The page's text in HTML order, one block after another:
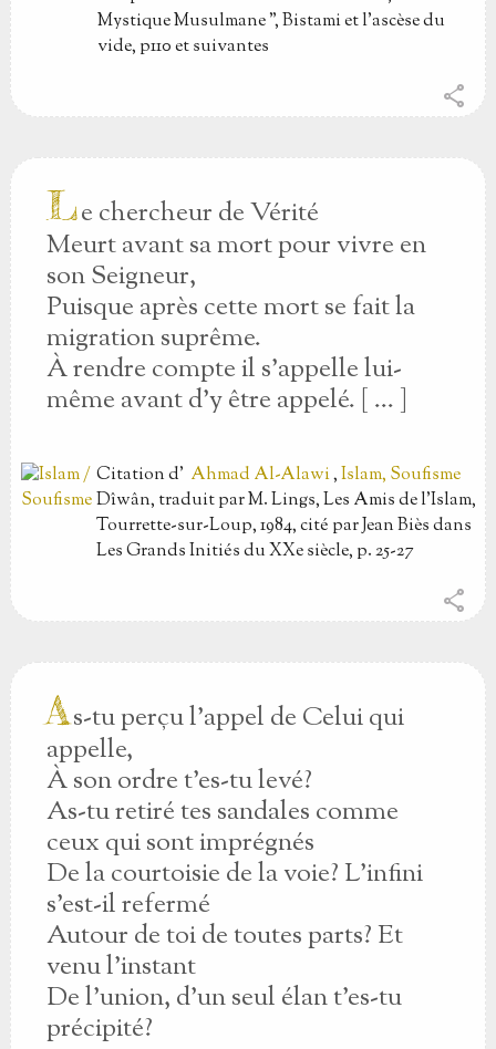
Mystique Musulmane ", Bistami et l'ascèse du
vide, p110 et suivantes
share
Le chercheur de Vérité
Meurt avant sa mort pour vivre en
son Seigneur,
Puisque après cette mort se fait la
migration suprême.
À rendre compte il s'appelle lui-
même avant d'y être appelé. [ ... ]
Citationd' Ahmad Al-Alawi,Islam, Soufisme
Dîwân, traduit par M. Lings, Les Amis de l'Islam,
Tourrette-sur-Loup, 1984, cité par Jean Biès dans
Les Grands Initiés du XXe siècle, p. 25-27
share
As-tu perçu l'appel de Celui qui
appelle,
À son ordre t'es-tu levé?
As-tu retiré tes sandales comme
ceux qui sont imprégnés
De la courtoisie de la voie? L'infini
s'est-il refermé
Autour de toi de toutes parts? Et
venu l'instant
De l'union, d'un seul élan t'es-tu
précipité?